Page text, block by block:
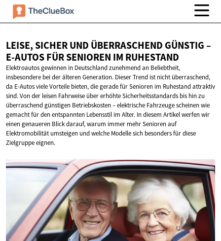
LEISE, SICHER UND ÜBERRASCHEND GÜNSTIG –
E-AUTOS FÜR SENIOREN IM RUHESTAND
Elektroautos gewinnen in Deutschland zunehmend an Beliebtheit,
insbesondere bei der älteren Generation. Dieser Trend ist nicht überraschend,
da E-Autos viele Vorteile bieten, die gerade für Senioren im Ruhestand attraktiv
sind. Von der leisen Fahrweise über erhöhte Sicherheitsstandards bis hin zu
überraschend günstigen Betriebskosten – elektrische Fahrzeuge scheinen wie
gemacht für den entspannten Lebensstil im Alter. In diesem Artikel werfen wir
einen genaueren Blick darauf, warum immer mehr Senioren auf
Elektromobilität umsteigen und welche Modelle sich besonders für diese
Zielgruppe eignen.